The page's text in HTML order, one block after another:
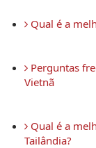
Qual é a
Perguntas
Vietnã
Qual é a
Tailândia?